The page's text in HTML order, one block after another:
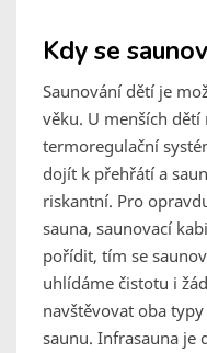
Kdy se
Saunování dětí je
věku. U menších
termoregulační
dojít k přehřátí a
riskantní. Pro
sauna, saunovací
pořídit, tím se
uhlídáme čistotu i
navštěvovat oba
saunu. Infrasauna je